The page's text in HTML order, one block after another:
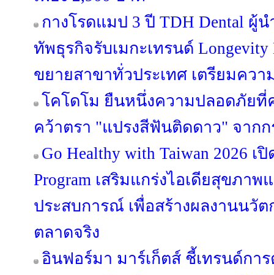
กางโรดแมป 3 ปี TDH Dental ผู้
ทัพธุรกิจรับเมกะเทรนด์ Longevity
ขยายสาขาทั่วประเทศ เตรียมคว
โคโดโม ยืนหนึ่งความปลอดภัย
คว้าตรา "แปรงสีฟันติดดาว" จาก
Go Healthy with Taiwan 2026 เ
Program เสริมแกร่งไอเดียสุขภา
ประสบการณ์ เพื่อสร้างผลงานนวั
ตลาดจริง
อินฟอร์มา มาร์เก็ตส์ ชี้เทรนด์กา